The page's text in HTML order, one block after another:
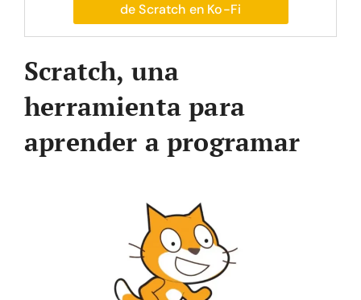
de Scratch en Ko-Fi
Scratch, una
herramienta para
aprender a programar